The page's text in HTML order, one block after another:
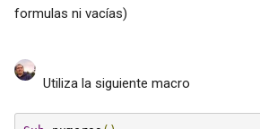
formulas ni vacías)
Utiliza la siguiente macro